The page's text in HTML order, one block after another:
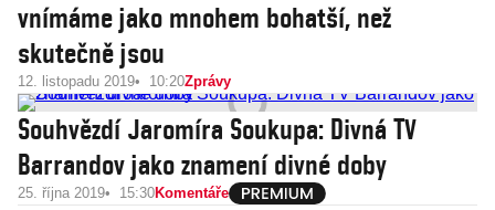
vnímáme jako mnohem bohatší, než
skutečně jsou
12. listopadu 2019 10:20Zprávy
Souhvězdí Jaromíra Soukupa: Divná TV
Barrandov jako znamení divné doby
25. října 2019 15:30Komentáře